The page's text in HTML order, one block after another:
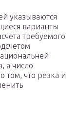
указываются
варианты
требуемого
а число
том, что резка и